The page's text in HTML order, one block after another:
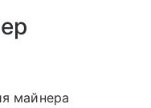
майнера